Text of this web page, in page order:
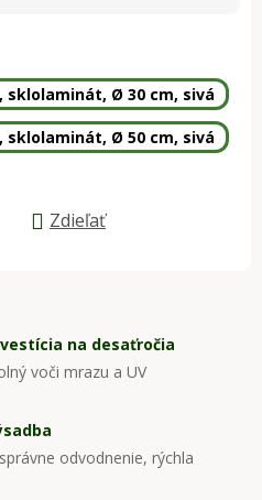
sklolaminát, Ø 30 cm, sivá
sklolaminát, Ø 50 cm, sivá
Zdieľať
na desaťročia
voči mrazu a UV
odvodnenie, rýchla